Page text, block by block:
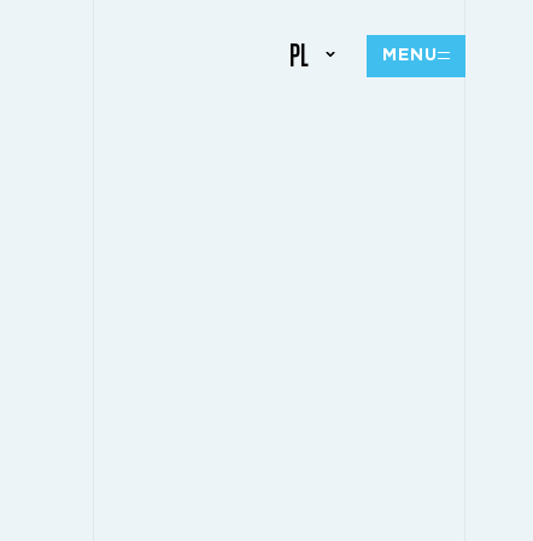
PL MENU